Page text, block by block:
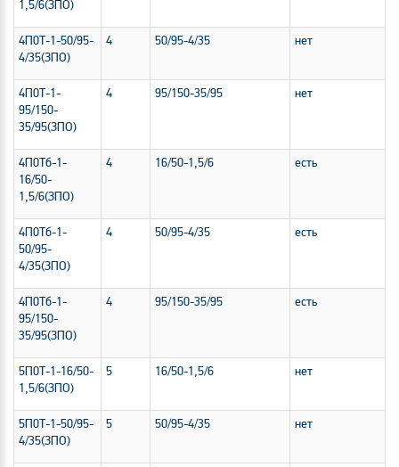
1,5/6(ЗПО)
4П0Т-1-50/95-
4/35(ЗПО)
4 50/95-4/35 нет
4П0Т-1-
95/150-
35/95(ЗПО)
4 95/150-35/95 нет
4П0Тб-1-
16/50-
1,5/6(ЗПО)
4 16/50-1,5/6 есть
4П0Тб-1-
50/95-
4/35(ЗПО)
4 50/95-4/35 есть
4П0Тб-1-
95/150-
35/95(ЗПО)
4 95/150-35/95 есть
5П0Т-1-16/50-
1,5/6(ЗПО)
5 16/50-1,5/6 нет
5П0Т-1-50/95-
4/35(ЗПО)
5 50/95-4/35 нет